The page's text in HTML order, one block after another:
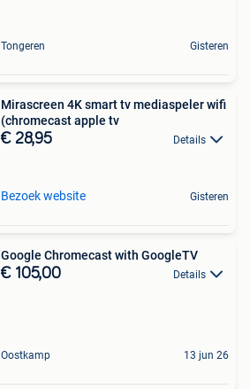
Tongeren Gisteren
Mirascreen 4K smart tv mediaspeler wifi
(chromecast apple tv
€ 28,95 Details
Bezoek website Gisteren
Google Chromecast with GoogleTV
€ 105,00 Details
Oostkamp 13 jun 26